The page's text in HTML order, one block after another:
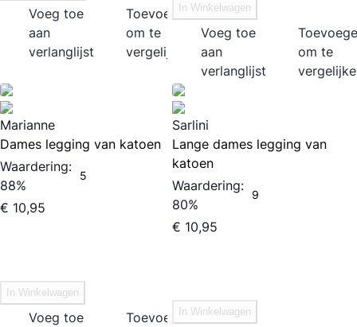
Voeg toe
aan
verlanglijst
Toevoegen
om te
vergelijken
In Winkelwagen
Voeg toe
aan
verlanglijst
om te
Marianne
Dames legging van katoen
Waardering:
88%
5
€ 10,95
In Winkelwagen
Voeg toe
Toevoegen
Sarlini
Lange dames legging van
katoen
Waardering:
80%
9
€ 10,95
In Winkelwagen